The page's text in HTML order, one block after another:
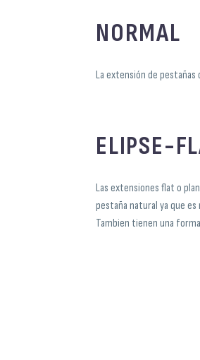
NORMAL
La extensión de
ELIPSE-
Las extensiones flat o
pestaña natural ya que es
Tambien tienen una